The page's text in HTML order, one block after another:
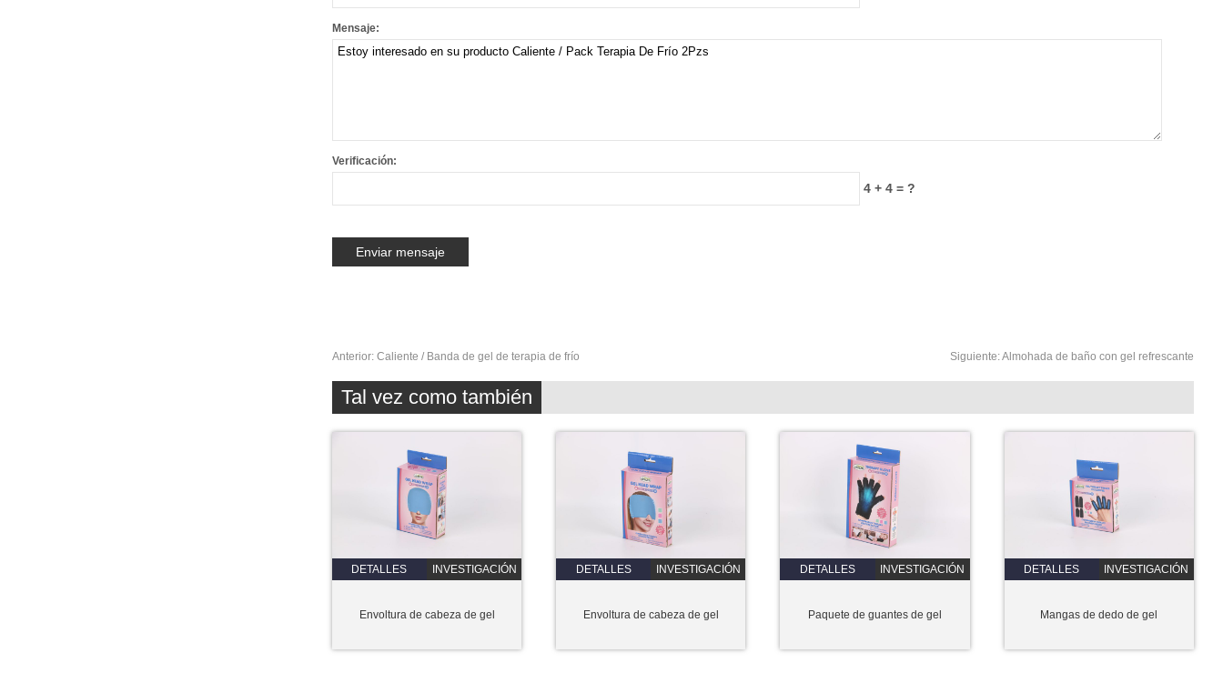
Mensaje:
Verificación:
4 + 4 = ?
Anterior: Caliente / Banda de gel de terapia de frío Siguiente:Almohada de baño con gel refrescante
Tal vez como también
DETALLES INVESTIGACIÓN
Envoltura de cabeza de gel
DETALLES INVESTIGACIÓN
Envoltura de cabeza de gel
DETALLES INVESTIGACIÓN
Paquete de guantes de gel
DETALLES INVESTIGACIÓN
Mangas de dedo de gel